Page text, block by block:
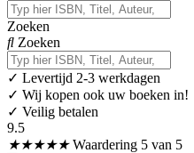
Zoeken
Zoeken
✓ Levertijd 2-3 werkdagen
✓ Wij kopen ook uw boeken in!
✓ Veilig betalen
9.5
★★★★★ Waardering 5 van 5